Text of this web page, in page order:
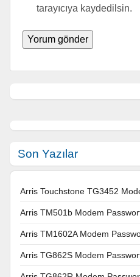
tarayıcıya kaydedilsin.
Son Yazılar
Arris Touchstone TG3452
Arris TM501b Modem
Arris TM1602A Modem
Arris TG862S Modem